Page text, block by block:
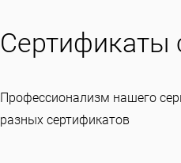
Сертификаты
Профессионализм нашего
разных сертификатов